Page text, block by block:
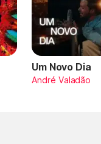
Um Novo Dia
André Valadão